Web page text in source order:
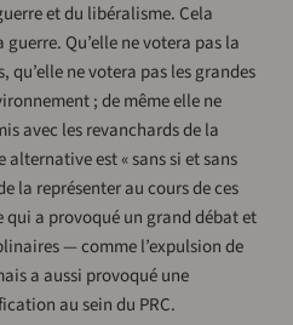
et du libéralisme. Cela
Qu’elle ne votera pas la
qu’elle ne votera pas les grandes
; de même elle ne
avec les revanchards de la
est « sans si et sans
la représenter au cours de ces
qui a provoqué un grand débat et
— comme l’expulsion de
a aussi provoqué une
au sein du PRC.